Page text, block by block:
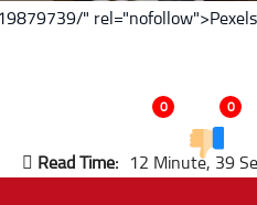
"
0
0
Read Time: 12 Minute, 39